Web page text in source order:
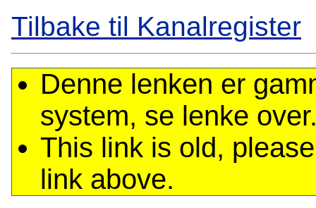
Tilbake til Kanalregister
Denne lenken er
system, se lenke
This link is old,
link above.